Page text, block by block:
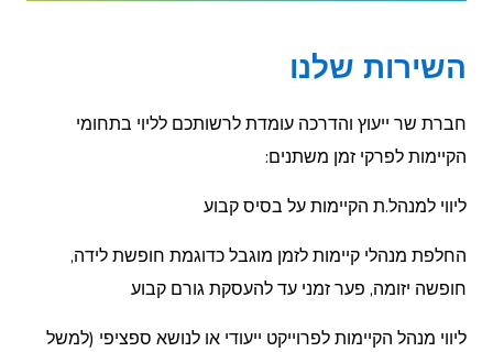
השירות שלנו
חברת שר ייעוץ והדרכה עומדת לרשותכם לליוי בתחומי
הקיימות לפרקי זמן משתנים:
ליווי למנהל.ת הקיימות על בסיס קבוע
החלפת מנהלי קיימות לזמן מוגבל כדוגמת חופשת לידה,
חופשה יזומה, פער זמני עד להעסקת גורם קבוע
ליווי מנהל הקיימות לפרוייקט ייעודי או לנושא ספציפי (למשל